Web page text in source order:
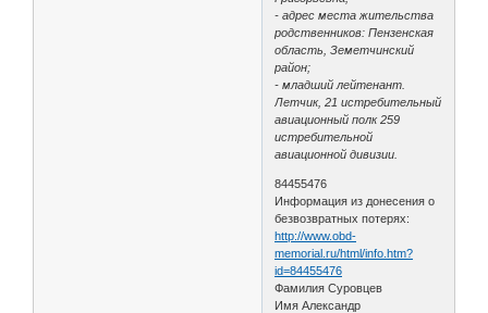
- адрес места жительства
родственников: Пензенская
область, Земетчинский
район;
- младший лейтенант.
Летчик, 21 истребительный
авиационный полк 259
истребительной
авиационной дивизии.
84455476
Информация из донесения о
безвозвратных потерях:
http://www.obd-
memorial.ru/html/info.htm?
id=84455476
Фамилия Суровцев
Имя Александр